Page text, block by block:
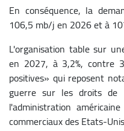
En conséquence, la
106,5 mb/j en 2026 et à
L'organisation table sur
en 2027, à 3,2%, contre
positives» qui reposent
guerre sur les droits de
l'administration
commerciaux des Etats-